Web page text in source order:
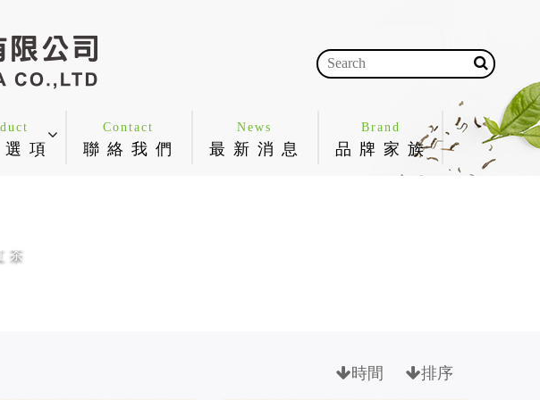
選 項
Contact
聯 絡 我 們
News
最 新 消 息
Brand
品 牌 家 族
茶
時間 排序